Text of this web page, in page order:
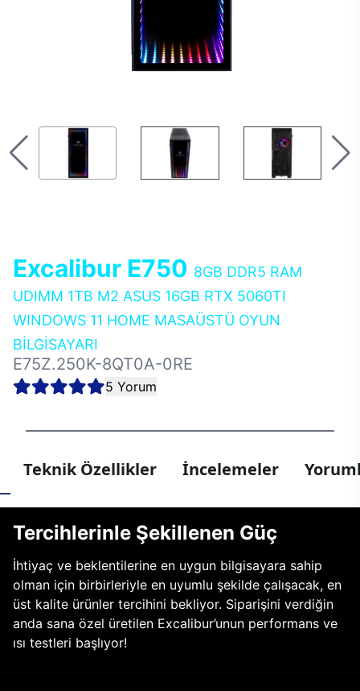
Excalibur E750 8GB DDR5 RAM
UDIMM 1TB M2 ASUS 16GB RTX 5060TI
WINDOWS 11 HOME MASAÜSTÜ OYUN
BİLGİSAYARI
E75Z.250K-8QT0A-0RE
5 Yorum
Teknik Özellikler İncelemeler
Tercihlerinle Şekillenen Güç
İhtiyaç ve beklentilerine en uygun bilgisayara sahip
olman için birbirleriyle en uyumlu şekilde çalışacak, en
üst kalite ürünler tercihini bekliyor. Siparişini verdiğin
anda sana özel üretilen Excalibur’unun performans ve
ısı testleri başlıyor!